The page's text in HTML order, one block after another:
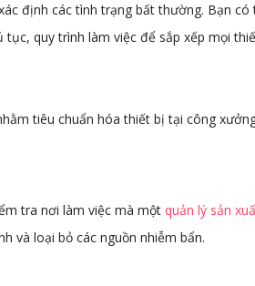
định các tình trạng bất thường. Bạn có
quy trình làm việc để sắp xếp mọi
tiêu chuẩn hóa thiết bị tại công
tra nơi làm việc mà một quản lý sản
và loại bỏ các nguồn nhiễm bẩn.